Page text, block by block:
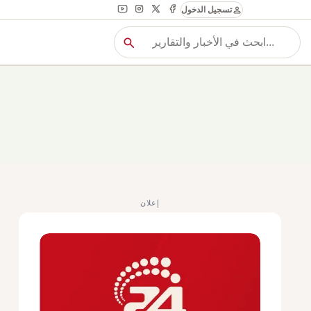
personتسجيل الدخول
بحث search
إعلان